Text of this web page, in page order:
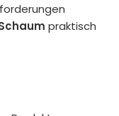
praktisch